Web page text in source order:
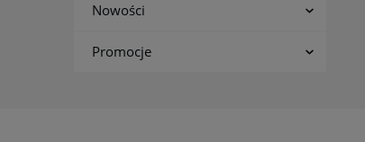
Nowości
Promocje